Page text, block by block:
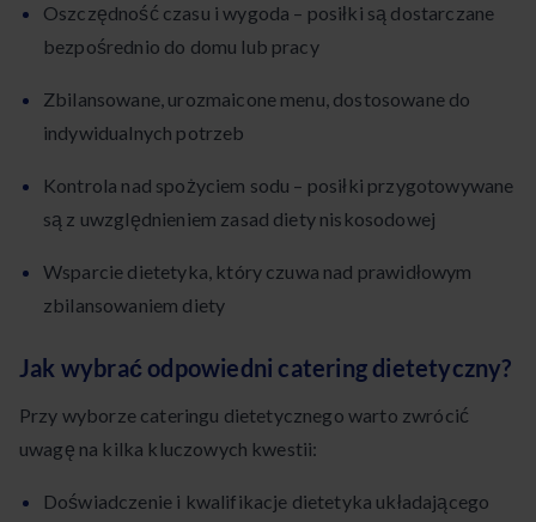
Oszczędność czasu i wygoda – posiłki są dostarczane
bezpośrednio do domu lub pracy
Zbilansowane, urozmaicone menu, dostosowane do
indywidualnych potrzeb
Kontrola nad spożyciem sodu – posiłki przygotowywane
są z uwzględnieniem zasad diety niskosodowej
Wsparcie dietetyka, który czuwa nad prawidłowym
zbilansowaniem diety
Jak wybrać odpowiedni catering dietetyczny?
Przy wyborze cateringu dietetycznego warto zwrócić
uwagę na kilka kluczowych kwestii:
Doświadczenie i kwalifikacje dietetyka układającego